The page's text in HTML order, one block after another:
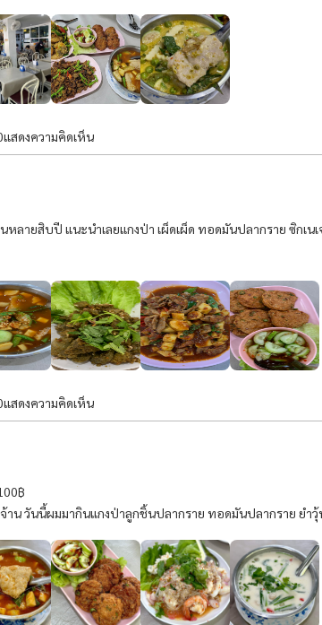
แสดงความคิดเห็น
ลายสิบปี แนะนำเลยแกงป่า เผ็ดเผ็ด ทอดมันปลากราย ซิกเน
แสดงความคิดเห็น
฿
าน วันนี้ผมมากินแกงป่าลูกชิ้นปลากราย ทอดมันปลากราย ยำวุ้